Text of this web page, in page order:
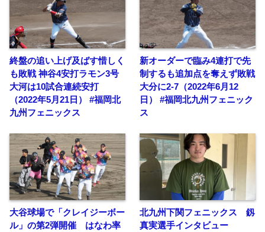
終盤の追い上げ及ばす惜しく
も敗戦 神谷4安打ラモン3号
大河は10試合連続安打
（2022年5月21日） #福岡北
九州フェニックス
新オーダーで臨み4連打で先
制するも追加点を奪えず敗戦
大分に2-7（2022年6月12
日） #福岡北九州フェニック
ス
大谷球場で「クレイジーボー
ル」の第2弾開催 はなわ率
北九州下関フェニックス 釼
真実選手インタビュー